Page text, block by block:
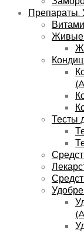
Препараты.
Живые
Тесты